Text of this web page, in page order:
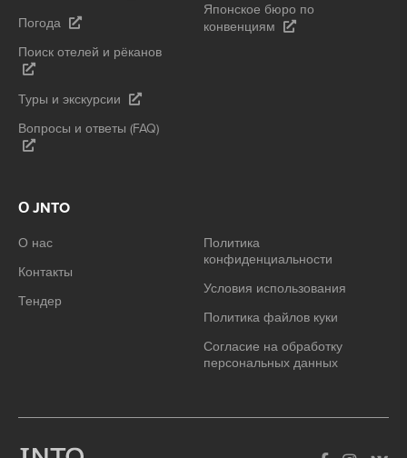
Погода
Поиск отелей и рёканов
Туры и экскурсии
Вопросы и ответы (FAQ)
Японское бюро по
конвенциям
О JNTO
О нас
Контакты
Тендер
Политика
конфиденциальности
Условия использования
Политика файлов куки
Согласие на обработку
персональных данных